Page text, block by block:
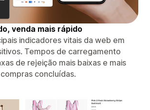
venda mais rápido
indicadores vitais da web em
Tempos de carregamento
de rejeição mais baixas e mais
concluídas.